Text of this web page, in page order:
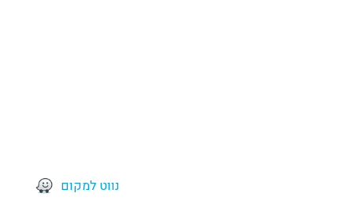
נווט למקום